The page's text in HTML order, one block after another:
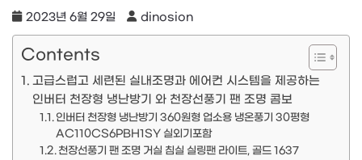
2023년 6월 29일 dinosion
Contents
고급스럽고 세련된 실내조명과 에어컨 시스템을 제공하는
인버터 천장형 냉난방기 와 천장선풍기 팬 조명 콤보
인버터 천장형 냉난방기 360원형 업소용 냉온풍기 30평형
AC110CS6PBH1SY 실외기포함
천장선풍기 팬 조명 거실 침실 실링팬 라이트, 골드 1637